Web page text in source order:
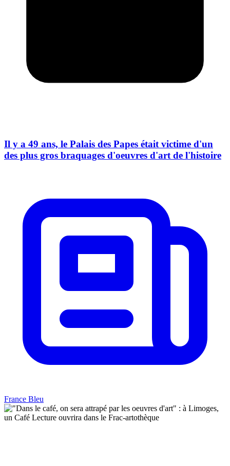
Il y a 49 ans, le Palais des Papes était victime d'un
des plus gros braquages d'oeuvres d'art de l'histoire
France Bleu